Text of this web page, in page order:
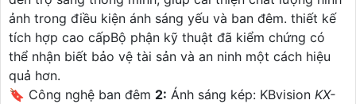
ảnh trong điều kiện ánh sáng yếu và ban đêm. thiết kế
tích hợp cao cấpBộ phận kỹ thuật đã kiểm chứng có
thể nhận biết bảo vệ tài sản và an ninh một cách hiệu
quả hơn.
🔖 Công nghệ ban đêm 2: Ánh sáng kép: KBvision KX-